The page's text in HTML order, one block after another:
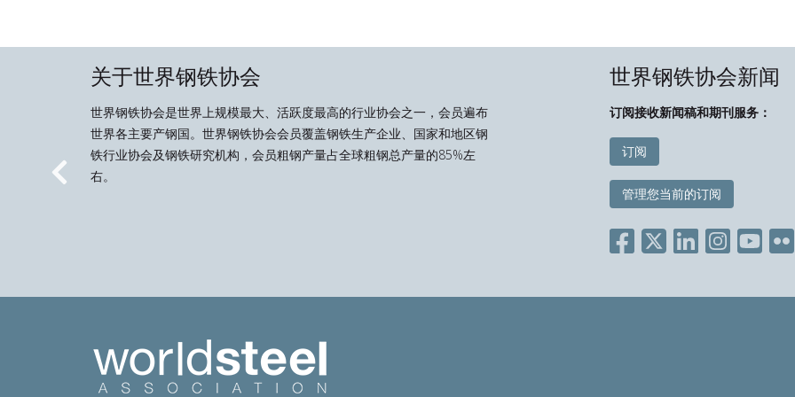
关于世界钢铁协会
世界钢铁协会是世界上规模最大、活跃度最高的行业协会之一，会员遍布
世界各主要产钢国。世界钢铁协会会员覆盖钢铁生产企业、国家和地区钢
铁行业协会及钢铁研究机构，会员粗钢产量占全球粗钢总产量的85%左
右。
世界钢铁协会新闻
订阅接收新闻稿和期刊服务：
订阅
管理您当前的订阅
Previous